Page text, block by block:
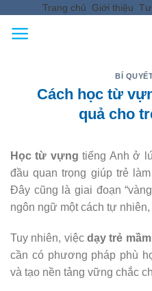
content
Trang chủ Giới thiệu
BÍ
Cách học từ
quả cho
Học từ vựng tiếng Anh ở
đầu quan trọng giúp trẻ
Đây cũng là giai đoạn
ngôn ngữ một cách tự
Tuy nhiên, việcdạy trẻ
cần có phương pháp phù
và tạo nền tảng vững chắc